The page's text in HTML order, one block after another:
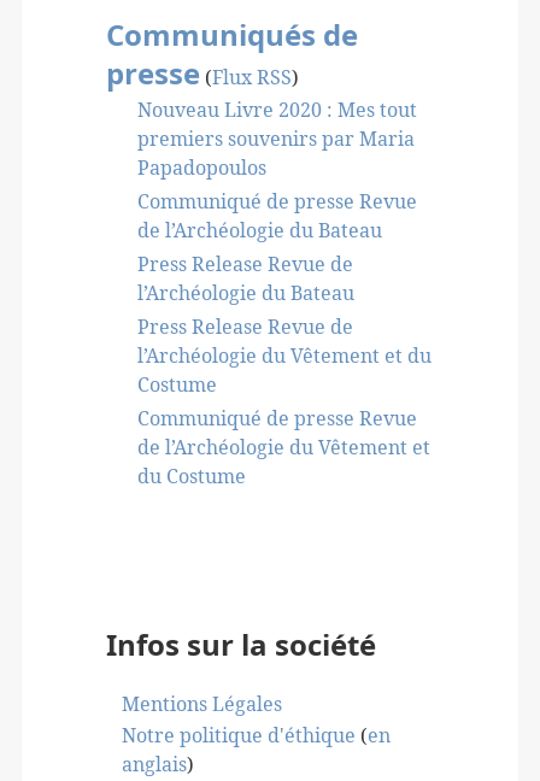
Communiqués de
presse (Flux RSS)
Nouveau Livre 2020 : Mes tout
premiers souvenirs par Maria
Papadopoulos
Communiqué de presse Revue
de l’Archéologie du Bateau
Press Release Revue de
l’Archéologie du Bateau
Press Release Revue de
l’Archéologie du Vêtement et du
Costume
Communiqué de presse Revue
de l’Archéologie du Vêtement et
du Costume
Infos sur la société
Mentions Légales
Notre politique d'éthique (en
anglais)